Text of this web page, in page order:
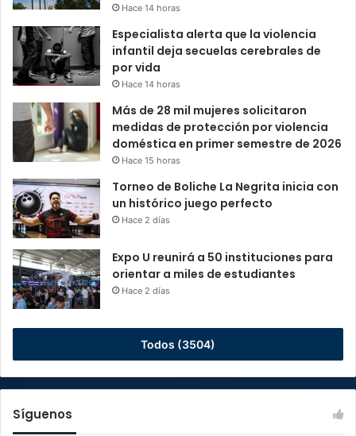
Hace 14 horas
Especialista alerta que la violencia
infantil deja secuelas cerebrales de
por vida
Hace 14 horas
Más de 28 mil mujeres solicitaron
medidas de protección por violencia
doméstica en primer semestre de 2026
Hace 15 horas
Torneo de Boliche La Negrita inicia con
un histórico juego perfecto
Hace 2 días
Expo U reunirá a 50 instituciones para
orientar a miles de estudiantes
Hace 2 días
Todos (3504)
Síguenos